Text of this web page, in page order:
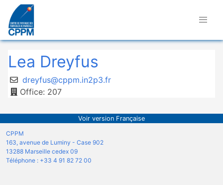
Lea Dreyfus
dreyfus@cppm.in2p3.fr
Office: 207
Voir version Française
CPPM
163, avenue de Luminy - Case 902
13288 Marseille cedex 09
Téléphone : +33 4 91 82 72 00